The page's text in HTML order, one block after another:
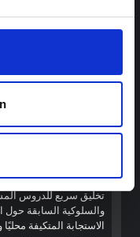
الاجتماعية
جمهورية الكونغو
تخليق سريع للدروس
والسلوكية السابقة حول
الاستجابة المتكيفة